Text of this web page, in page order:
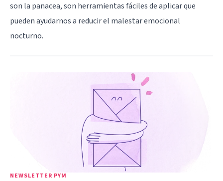
son la panacea, son herramientas fáciles de aplicar que
pueden ayudarnos a reducir el malestar emocional
nocturno.
NEWSLETTER PYM